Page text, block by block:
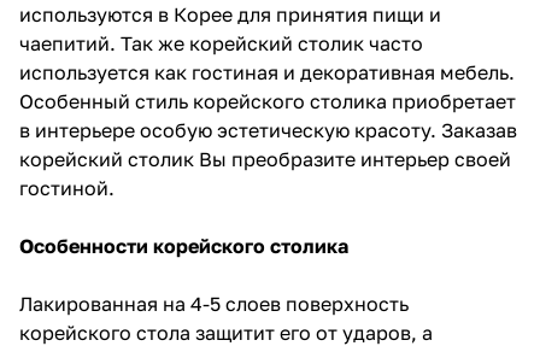
используются в Корее для принятия пищи и
чаепитий. Так же корейский столик часто
используется как гостиная и декоративная мебель.
Особенный стиль корейского столика приобретает
в интерьере особую эстетическую красоту. Заказав
корейский столик Вы преобразите интерьер своей
гостиной.
Особенности корейского столика
Лакированная на 4-5 слоев поверхность
корейского стола защитит его от ударов, а